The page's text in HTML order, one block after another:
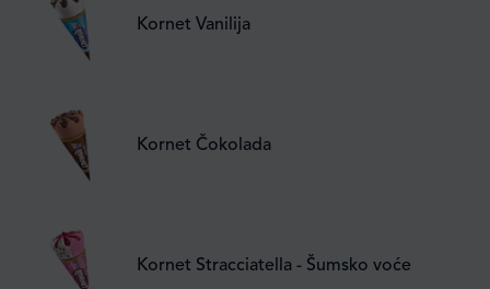
Kornet Vanilija
Kornet Čokolada
Kornet Stracciatella - Šumsko voće